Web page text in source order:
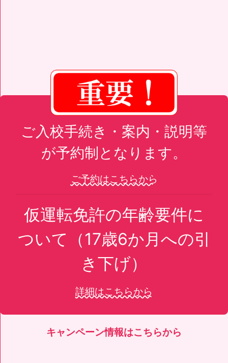
ご入校手続き・案内・説明等
が予約制となります。
ご予約はこちらから
仮運転免許の年齢要件に
ついて（17歳6か月への引
き下げ）
詳細はこちらから
キャンペーン情報はこちらから